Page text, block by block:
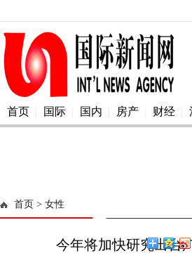
首页 国际 国内 房产 财经
首页 > 女性
今年将加快研究出台